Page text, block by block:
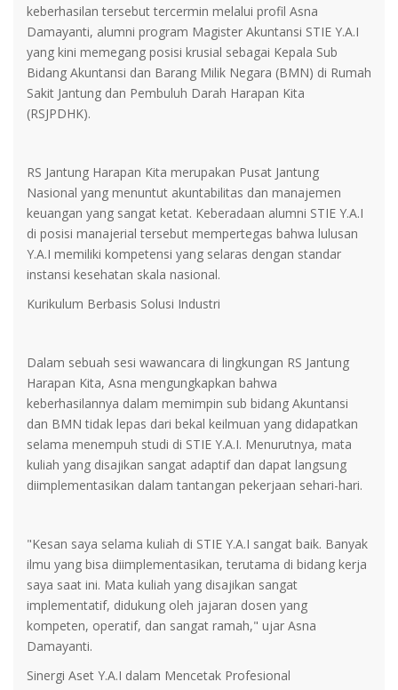
keberhasilan tersebut tercermin melalui profil Asna
Damayanti, alumni program Magister Akuntansi STIE Y.A.I
yang kini memegang posisi krusial sebagai Kepala Sub
Bidang Akuntansi dan Barang Milik Negara (BMN) di Rumah
Sakit Jantung dan Pembuluh Darah Harapan Kita
(RSJPDHK).
RS Jantung Harapan Kita merupakan Pusat Jantung
Nasional yang menuntut akuntabilitas dan manajemen
keuangan yang sangat ketat. Keberadaan alumni STIE Y.A.I
di posisi manajerial tersebut mempertegas bahwa lulusan
Y.A.I memiliki kompetensi yang selaras dengan standar
instansi kesehatan skala nasional.
Kurikulum Berbasis Solusi Industri
Dalam sebuah sesi wawancara di lingkungan RS Jantung
Harapan Kita, Asna mengungkapkan bahwa
keberhasilannya dalam memimpin sub bidang Akuntansi
dan BMN tidak lepas dari bekal keilmuan yang didapatkan
selama menempuh studi di STIE Y.A.I. Menurutnya, mata
kuliah yang disajikan sangat adaptif dan dapat langsung
diimplementasikan dalam tantangan pekerjaan sehari-hari.
"Kesan saya selama kuliah di STIE Y.A.I sangat baik. Banyak
ilmu yang bisa diimplementasikan, terutama di bidang kerja
saya saat ini. Mata kuliah yang disajikan sangat
implementatif, didukung oleh jajaran dosen yang
kompeten, operatif, dan sangat ramah," ujar Asna
Damayanti.
Sinergi Aset Y.A.I dalam Mencetak Profesional